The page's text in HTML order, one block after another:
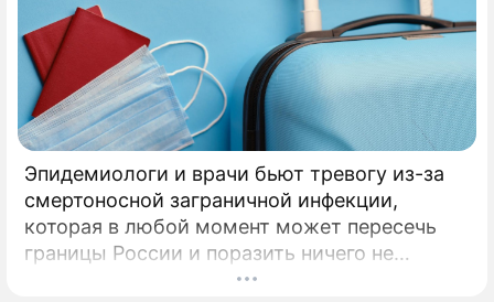
Эпидемиологи и врачи бьют тревогу из-за
смертоносной заграничной инфекции,
которая в любой момент может пересечь
границы России и поразить ничего не
подозревающих граждан. Россию